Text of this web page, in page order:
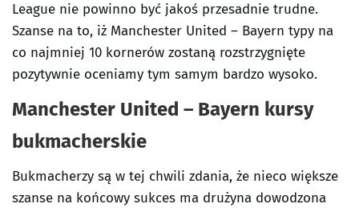
League nie powinno być jakoś przesadnie trudne.
Szanse na to, iż Manchester United – Bayern typy na
co najmniej 10 kornerów zostaną rozstrzygnięte
pozytywnie oceniamy tym samym bardzo wysoko.
Manchester United – Bayern kursy
bukmacherskie
Bukmacherzy są w tej chwili zdania, że nieco większe
szanse na końcowy sukces ma drużyna dowodzona